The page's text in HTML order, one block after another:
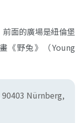
面的廣場是紐倫堡
《野兔》（Young
Nürnberg,